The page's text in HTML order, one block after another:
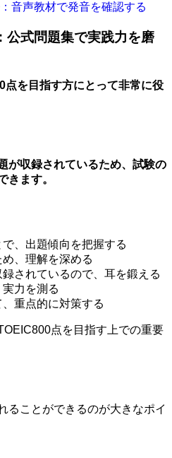
音声教材で発音を確認する
式問題集で実践力を磨
点を目指す方にとって非常に役
が収録されているため、試験の
きます。
、出題傾向を把握する
、理解を深める
されているので、耳を鍛える
力を測る
重点的に対策する
点を目指す上での重要
ることができるのが大きなポイ